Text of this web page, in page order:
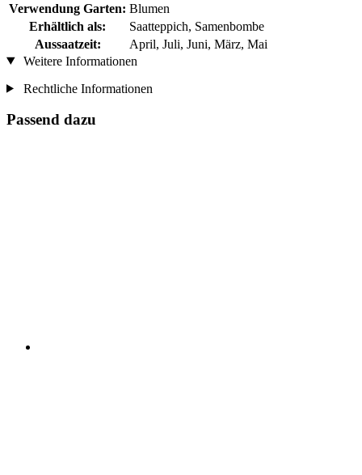
Verwendung Garten: Blumen
Erhältlich als:
Saatteppich, Samenbombe
Aussaatzeit:
April, Juli, Juni, März, Mai
Weitere Informationen
Rechtliche Informationen
Passend dazu